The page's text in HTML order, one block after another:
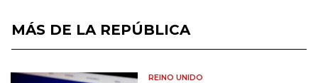
MÁS DE LA REPÚBLICA
REINO UNIDO